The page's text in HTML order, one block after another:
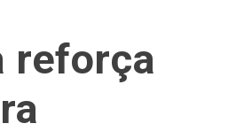
reforça